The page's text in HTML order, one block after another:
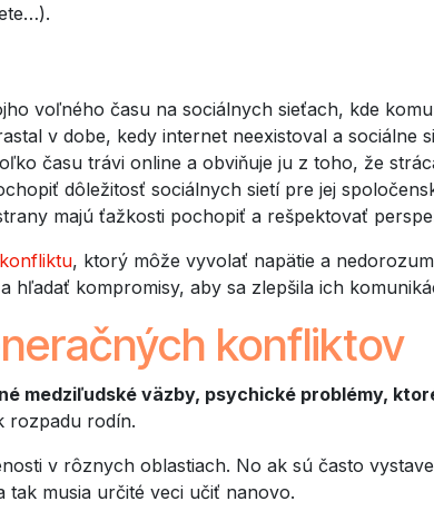
voľného času na sociálnych sieťach, kde
v dobe, kedy internet neexistoval a sociálne
času trávi online a obviňuje ju z toho, že
dôležitosť sociálnych sietí pre jej
majú ťažkosti pochopiť a rešpektovať
, ktorý môže vyvolať napätie a
kompromisy, aby sa zlepšila ich
konfliktov
medziľudské väzby, psychické problémy,
rozpadu rodín.
v rôznych oblastiach. No ak sú často
musia určité veci učiť nanovo.